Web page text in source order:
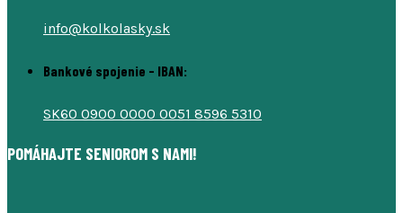
info@kolkolasky.sk
Bankové spojenie - IBAN:
SK60 0900 0000 0051 8596 5310
POMÁHAJTE SENIOROM S NAMI!